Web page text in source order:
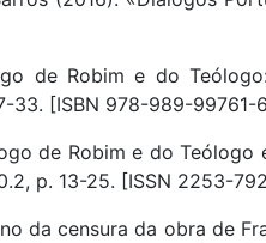
de Robim e do
33. [ISBN 978-989-99761-
de Robim e do
p. 13-25. [ISSN 2253-
da censura da obra de